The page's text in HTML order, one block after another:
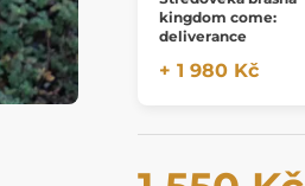
kingdom come:
deliverance
+ 1 980 Kč